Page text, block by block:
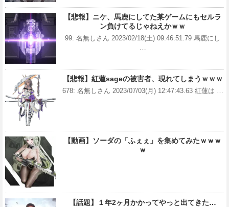
【悲報】ニケ、馬鹿にしてた某ゲームにもセルラ
ン負けてるじゃねえかｗｗ
99: 名無しさん 2023/02/18(土) 09:46:51.79 馬鹿にし
【悲報】紅蓮sageの被害者、現れてしまうｗｗｗ
678: 名無しさん 2023/07/03(月) 12:47:43.63 紅蓮は …
【動画】ソーダの「ふぇぇ」を集めてみたｗｗｗ
ｗ
【話題】１年2ヶ月かかってやっと出てきた…